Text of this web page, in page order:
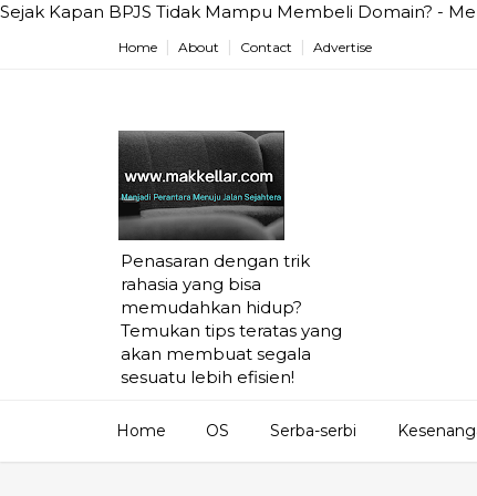
Sejak Kapan BPJS Tidak Mampu Membeli Domain? -
Home About Contact Advertise
Penasaran dengan trik
rahasia yang bisa
memudahkan hidup?
Temukan tips teratas yang
akan membuat segala
sesuatu lebih efisien!
Home OS Serba-serbi